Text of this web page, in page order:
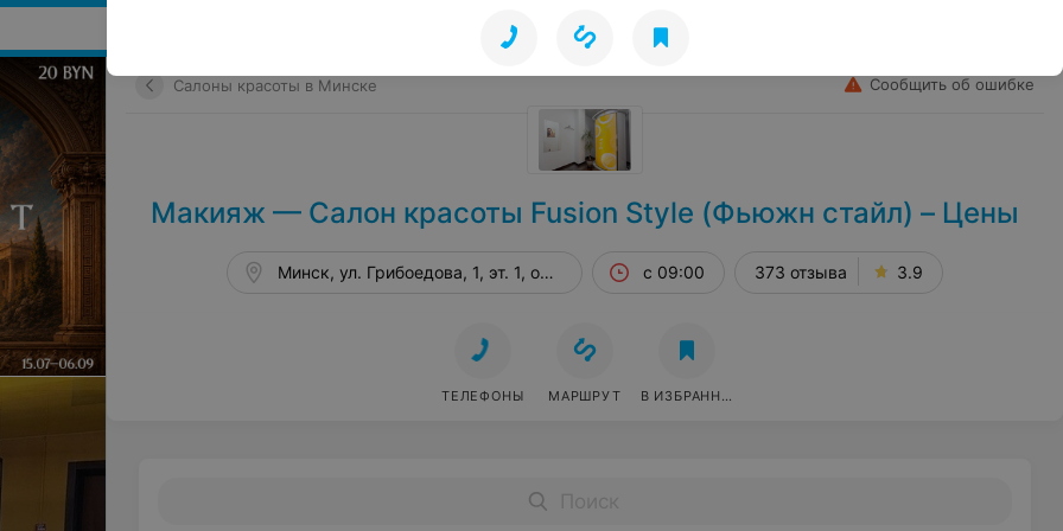
Салоны красоты в Минске Сообщить об ошибке
Макияж — Салон красоты Fusion Style (Фьюжн стайл) – Цены
Минск, ул. Грибоедова, 1, эт. 1, оф. 175 с 09:00 373 отзыва 3.9
ТЕЛЕФОНЫ МАРШРУТ В ИЗБРАННОЕ